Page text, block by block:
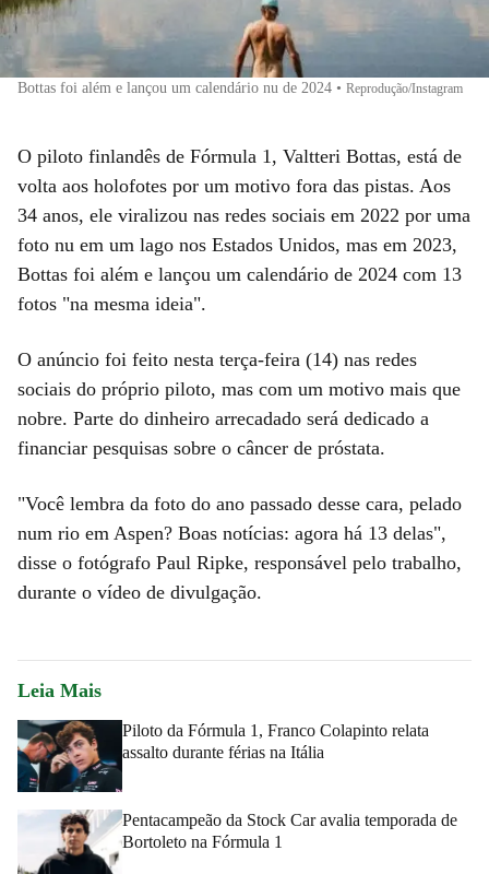
Bottas foi além e lançou um calendário nu de 2024 • Reprodução/Instagram
O piloto finlandês de Fórmula 1, Valtteri Bottas, está de
volta aos holofotes por um motivo fora das pistas. Aos
34 anos, ele viralizou nas redes sociais em 2022 por uma
foto nu em um lago nos Estados Unidos, mas em 2023,
Bottas foi além e lançou um calendário de 2024 com 13
fotos "na mesma ideia".
O anúncio foi feito nesta terça-feira (14) nas redes
sociais do próprio piloto, mas com um motivo mais que
nobre. Parte do dinheiro arrecadado será dedicado a
financiar pesquisas sobre o câncer de próstata.
"Você lembra da foto do ano passado desse cara, pelado
num rio em Aspen? Boas notícias: agora há 13 delas",
disse o fotógrafo Paul Ripke, responsável pelo trabalho,
durante o vídeo de divulgação.
Leia Mais
Piloto da Fórmula 1, Franco Colapinto relata
assalto durante férias na Itália
Pentacampeão da Stock Car avalia temporada de
Bortoleto na Fórmula 1